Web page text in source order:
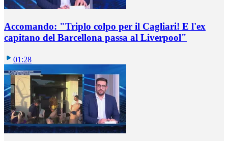
Accomando: "Triplo colpo per il Cagliari! E l'ex
capitano del Barcellona passa al Liverpool"
01:28